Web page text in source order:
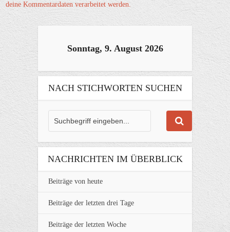
deine Kommentardaten verarbeitet werden.
Sonntag, 9. August 2026
NACH STICHWORTEN SUCHEN
NACHRICHTEN IM ÜBERBLICK
Beiträge von heute
Beiträge der letzten drei Tage
Beiträge der letzten Woche